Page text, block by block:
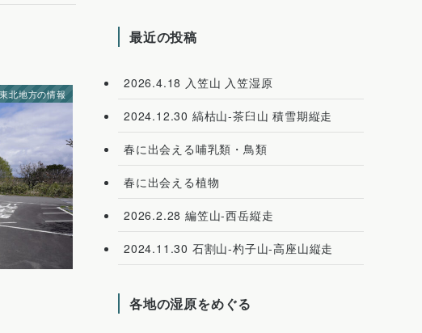
東北地方の情報
最近の投稿
2026.4.18 入笠山 入笠湿原
2024.12.30 縞枯山-茶臼山 積雪期縦走
春に出会える哺乳類・鳥類
春に出会える植物
2026.2.28 編笠山-西岳縦走
2024.11.30 石割山-杓子山-高座山縦走
各地の湿原をめぐる